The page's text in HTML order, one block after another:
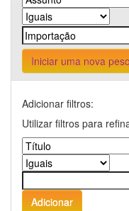
Iniciar uma nova
Adicionar filtros:
Utilizar filtros para